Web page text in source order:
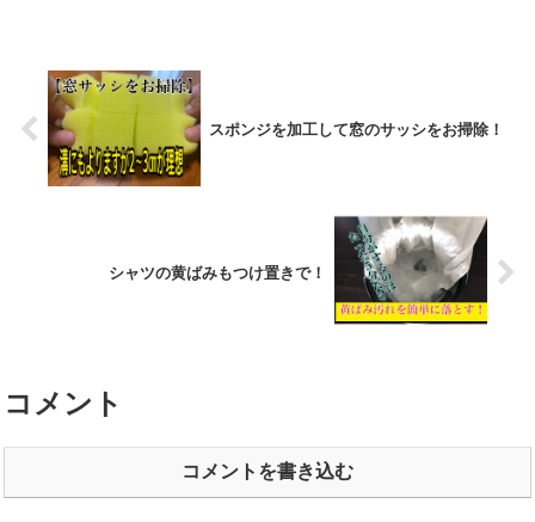
スポンジを加工して窓のサッシをお掃除！
シャツの黄ばみもつけ置きで！
コメント
コメントを書き込む